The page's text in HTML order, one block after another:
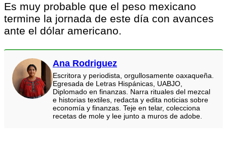
Es muy probable que el peso mexicano
termine la jornada de este día con avances
ante el dólar americano.
Ana Rodriguez
Escritora y periodista, orgullosamente oaxaqueña.
Egresada de Letras Hispánicas, UABJO,
Diplomado en finanzas. Narra rituales del mezcal
e historias textiles, redacta y edita noticias sobre
economía y finanzas. Teje en telar, colecciona
recetas de mole y lee junto a muros de adobe.